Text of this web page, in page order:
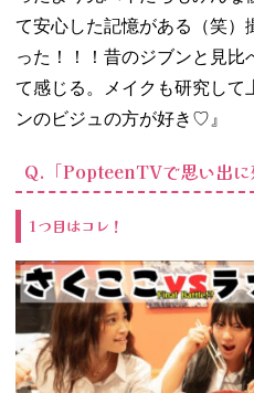
て安心した記憶がある（笑）
った！！！昔のジブンと見比
て感じる。メイクも研究して
ンのビジュの方が好き♡』
Q.「PopteenTVで思い出に
1つ目はコレ！